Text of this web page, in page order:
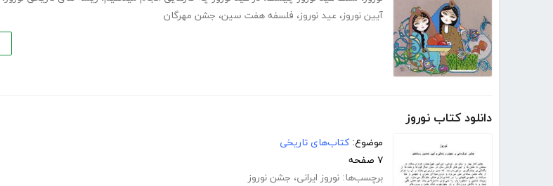
آیین نوروز، عید نوروز، فلسفه هفت سین، جشن مهرگان
دانلود کتاب نوروز
موضوع: کتاب‌های تاریخی
۷ صفحه
برچسب‌ها: نوروز ایرانی، جشن نوروز